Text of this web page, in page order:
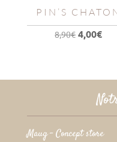
PIN’S
8,90€ Le
était :
8,90€.
4,00€Le
est
Maug – Concept store